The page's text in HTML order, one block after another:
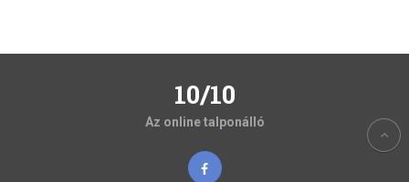
10/10
Az online talponálló